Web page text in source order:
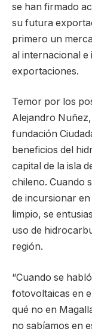
se han firmado
su futura
primero un
al internacional e
exportaciones.
Temor por los
Alejandro
fundación
beneficios del
capital de la isla
chileno. Cuando
de incursionar
limpio, se
uso de
región.
“Cuando se
fotovoltaicas en
qué no en
no sabíamos en